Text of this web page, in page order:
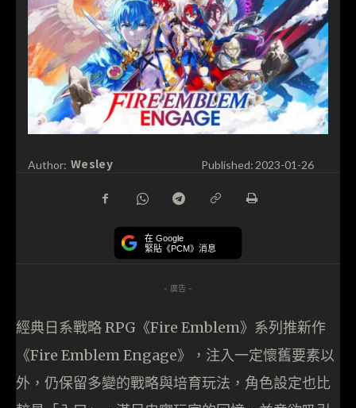
Author: Wesley Published: 2023-01-26
在 Google
緊貼《PCM》消息
- 廣告 -
經典日系戰略 RPG《Fire Emblem》系列推新作
《Fire Emblem Engage》，注入一定懷舊要素以
外，仍保留多變的戰略與培育玩法，角色設定也比